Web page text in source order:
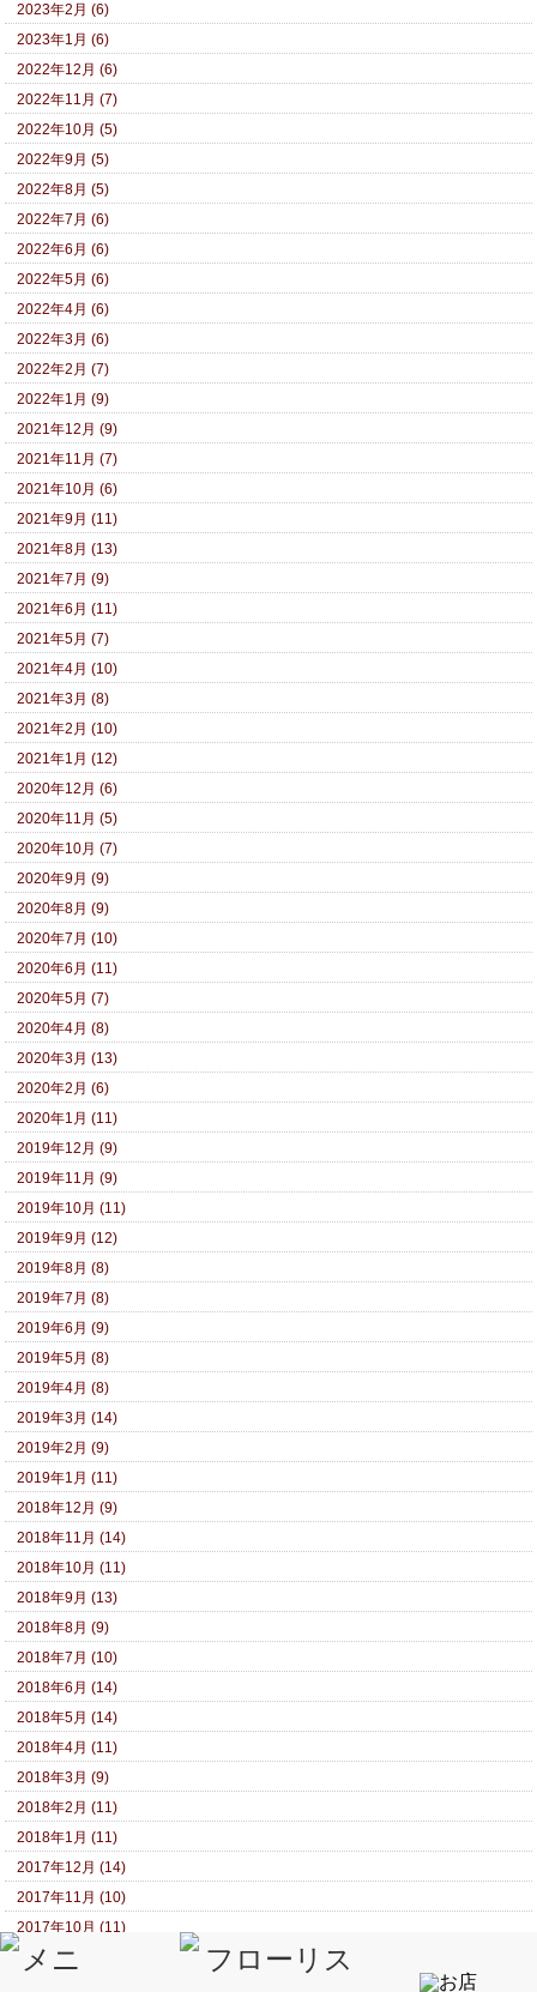
2023年2月 (6)
2023年1月 (6)
2022年12月 (6)
2022年11月 (7)
2022年10月 (5)
2022年9月 (5)
2022年8月 (5)
2022年7月 (6)
2022年6月 (6)
2022年5月 (6)
2022年4月 (6)
2022年3月 (6)
2022年2月 (7)
2022年1月 (9)
2021年12月 (9)
2021年11月 (7)
2021年10月 (6)
2021年9月 (11)
2021年8月 (13)
2021年7月 (9)
2021年6月 (11)
2021年5月 (7)
2021年4月 (10)
2021年3月 (8)
2021年2月 (10)
2021年1月 (12)
2020年12月 (6)
2020年11月 (5)
2020年10月 (7)
2020年9月 (9)
2020年8月 (9)
2020年7月 (10)
2020年6月 (11)
2020年5月 (7)
2020年4月 (8)
2020年3月 (13)
2020年2月 (6)
2020年1月 (11)
2019年12月 (9)
2019年11月 (9)
2019年10月 (11)
2019年9月 (12)
2019年8月 (8)
2019年7月 (8)
2019年6月 (9)
2019年5月 (8)
2019年4月 (8)
2019年3月 (14)
2019年2月 (9)
2019年1月 (11)
2018年12月 (9)
2018年11月 (14)
2018年10月 (11)
2018年9月 (13)
2018年8月 (9)
2018年7月 (10)
2018年6月 (14)
2018年5月 (14)
2018年4月 (11)
2018年3月 (9)
2018年2月 (11)
2018年1月 (11)
2017年12月 (14)
2017年11月 (10)
2017年10月 (11)
2017年9月 (13)